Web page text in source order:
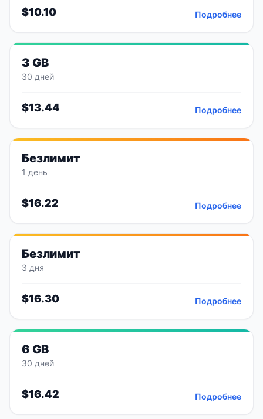
$10.10 Подробнее
3 GB
30 дней
$13.44 Подробнее
Безлимит
1 день
$16.22 Подробнее
Безлимит
3 дня
$16.30 Подробнее
6 GB
30 дней
$16.42 Подробнее